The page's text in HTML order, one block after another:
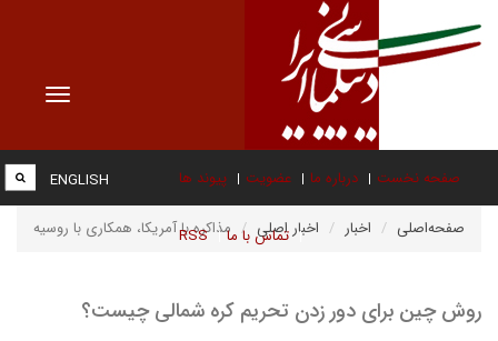
Toggle
صفحه نخست درباره ما عضویت پیوند ها
تماس با ما RSS
ENGLISH
صفحه‌اصلی اخبار اخبار اصلی مذاکره با آمریکا، همکاری با روسیه
روش چین برای دور زدن تحریم کره شمالی چیست؟